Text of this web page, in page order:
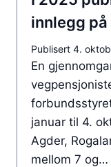
t
e
g
n
e
t
.
e
n
s
v
e
g
v
e
s
o
s
j
e
k
t
innlegg
Publisert 4.
En
januar til 4.
Agder,
mellom 7 og…